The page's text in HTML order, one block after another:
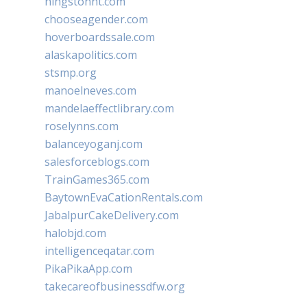
chooseagender.com
hoverboardssale.com
alaskapolitics.com
stsmp.org
manoelneves.com
mandelaeffectlibrary.com
roselynns.com
balanceyoganj.com
salesforceblogs.com
TrainGames365.com
BaytownEvaCationRentals.com
JabalpurCakeDelivery.com
halobjd.com
intelligenceqatar.com
PikaPikaApp.com
takecareofbusinessdfw.org